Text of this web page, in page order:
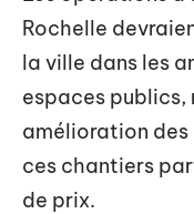
Rochelle
la ville dans les
espaces
amélioration des
ces chantiers
de prix.